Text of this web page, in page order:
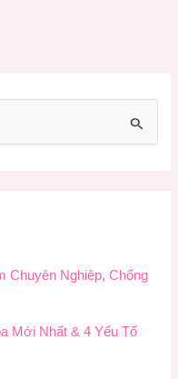
Chuyên Nghiệp, Chống
Mới Nhất & 4 Yếu Tố